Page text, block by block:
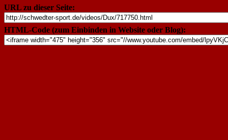
URL zu dieser Seite:
HTML-Code (zum Einbinden in Website oder Blog):